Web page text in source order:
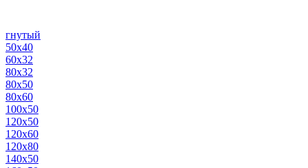
гнутый
50х40
60х32
80х32
80х50
80х60
100х50
120х50
120х60
120х80
140х50